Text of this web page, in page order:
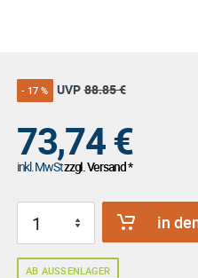
- 17 % UVP 88.85 €
73,74€
inkl. MwStzzgl. Versand *
in
AB AUSSENLAGER